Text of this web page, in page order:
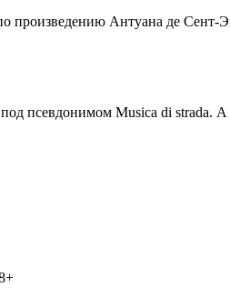
произведению Антуана де Сент-
псевдонимом Musica di strada. А